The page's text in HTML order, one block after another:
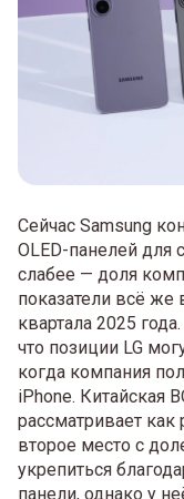
Сейчас Samsung
OLED-панелей для
слабее — доля
показатели всё же
квартала 2025
что позиции LG
когда компания
iPhone. Китайская
рассматривает
второе место с
укрепиться
панели, однако у